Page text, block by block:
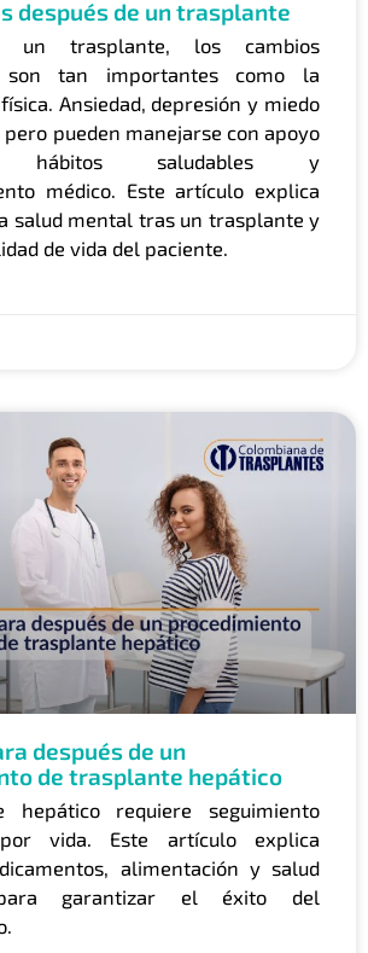
después de un trasplante
un trasplante, los cambios
son tan importantes como la
Ansiedad, depresión y miedo
pero pueden manejarse con apoyo
hábitos saludables y
médico. Este artículo explica
salud mental tras un trasplante y
de vida del paciente.
después de un
de trasplante hepático
hepático requiere seguimiento
vida. Este artículo explica
alimentación y salud
garantizar el éxito del